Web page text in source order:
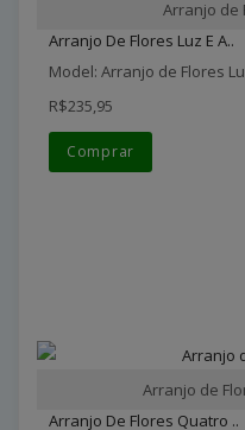
Arranjo de
Arranjo De Flores Luz E A..
Model: Arranjo de Flores
R$235,95
Comprar
Arranjo de
Arranjo De Flores Quatro ..